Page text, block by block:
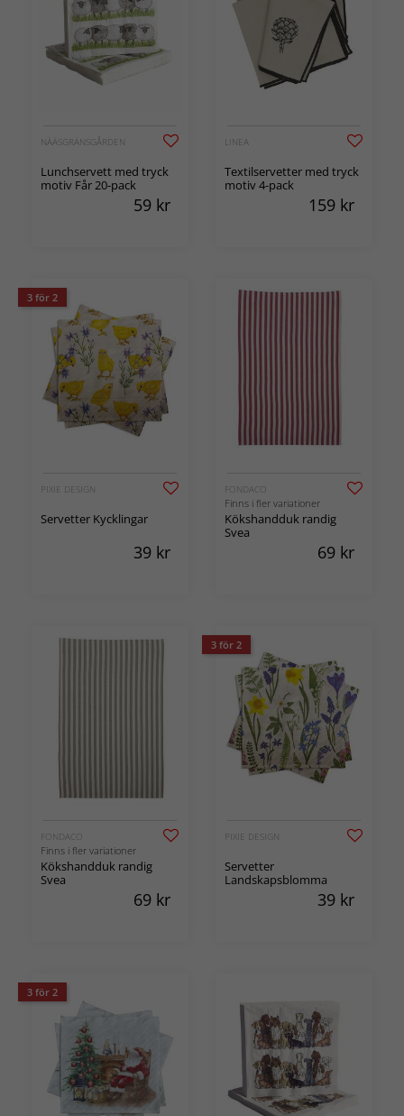
NÄÄSGRÄNSGÅRDEN
Lunchservett med tryck
motiv Får 20-pack
59 kr
LINEA
Textilservetter med tryck
motiv 4-pack
159 kr
3 för 2
PIXIE DESIGN
Servetter Kycklingar
39 kr
FONDACO
Finns i fler variationer
Kökshandduk randig
Svea
69 kr
FONDACO
Finns i fler variationer
Kökshandduk randig
Svea
69 kr
3 för 2
PIXIE DESIGN
Servetter
Landskapsblomma
39 kr
3 för 2